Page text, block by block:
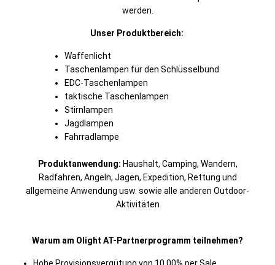
werden.
Unser Produktbereich:
Waffenlicht
Taschenlampen für den Schlüsselbund
EDC-Taschenlampen
taktische Taschenlampen
Stirnlampen
Jagdlampen
Fahrradlampe
Produktanwendung: Haushalt, Camping, Wandern,
Radfahren, Angeln, Jagen, Expedition, Rettung und
allgemeine Anwendung usw. sowie alle anderen Outdoor-
Aktivitäten
Warum am Olight AT-Partnerprogramm teilnehmen?